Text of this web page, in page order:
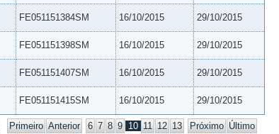
FE051151384SM 16/10/2015 29/10/2015
FE051151398SM 16/10/2015 29/10/2015
FE051151407SM 16/10/2015 29/10/2015
FE051151415SM 16/10/2015 29/10/2015
Primeiro Anterior 6 7 8 9 10 11 12 13 Próximo Último